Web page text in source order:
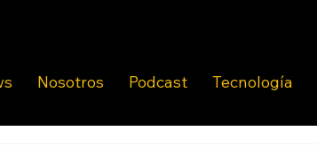
Nosotros Podcast Tecnología